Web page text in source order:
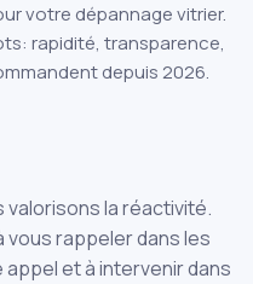
votre dépannage vitrier.
rapidité, transparence,
depuis 2026.
valorisons la réactivité.
vous rappeler dans les
appel et à intervenir dans